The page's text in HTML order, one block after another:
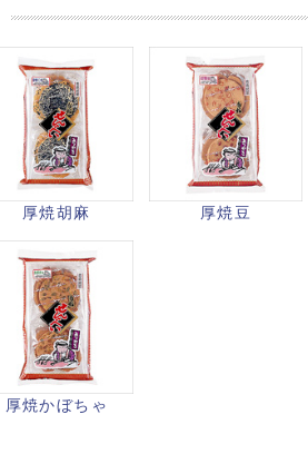
厚焼胡麻 厚焼豆
厚焼かぼちゃ